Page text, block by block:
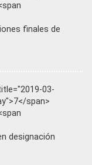
finales de
03-
span>
designación